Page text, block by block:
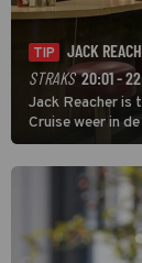
TIP
JACK
STRAKS 20:01 -
Jack Reacher is
Cruise weer in